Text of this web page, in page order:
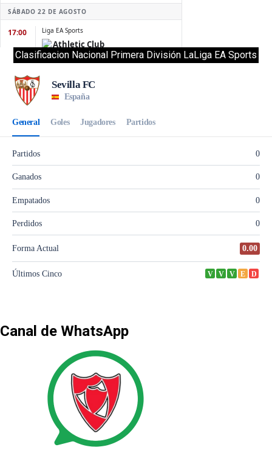
Clasificacion Nacional Primera División LaLiga EA Sports
Canal de WhatsApp